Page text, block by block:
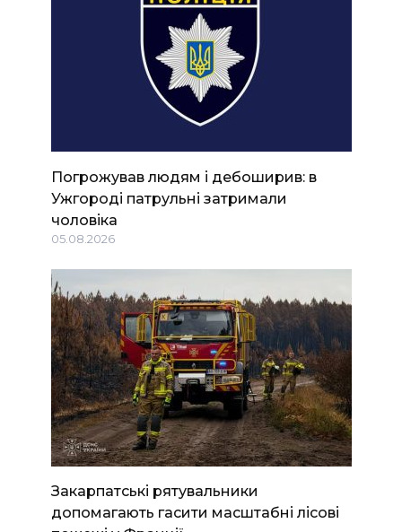
Погрожував людям і дебоширив: в
Ужгороді патрульні затримали
чоловіка
05.08.2026
Закарпатські рятувальники
допомагають гасити масштабні лісові